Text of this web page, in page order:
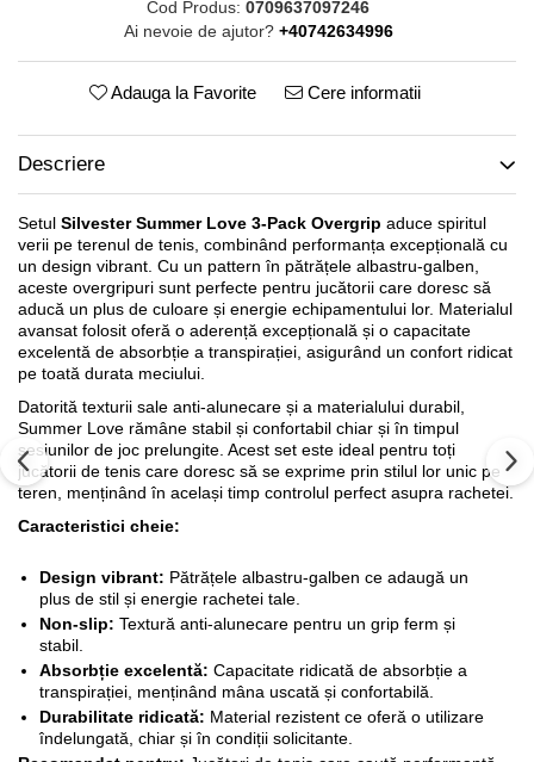
Cod Produs: 0709637097246
Ai nevoie de ajutor? +40742634996
Adauga la Favorite Cere informatii
Descriere
Setul Silvester Summer Love 3-Pack Overgrip aduce spiritul
verii pe terenul de tenis, combinând performanța excepțională cu
un design vibrant. Cu un pattern în pătrățele albastru-galben,
aceste overgripuri sunt perfecte pentru jucătorii care doresc să
aducă un plus de culoare și energie echipamentului lor. Materialul
avansat folosit oferă o aderență excepțională și o capacitate
excelentă de absorbție a transpirației, asigurând un confort ridicat
pe toată durata meciului.
Datorită texturii sale anti-alunecare și a materialului durabil,
Summer Love rămâne stabil și confortabil chiar și în timpul
sesiunilor de joc prelungite. Acest set este ideal pentru toți
jucătorii de tenis care doresc să se exprime prin stilul lor unic pe
teren, menținând în același timp controlul perfect asupra rachetei.
Caracteristici cheie:
Design vibrant: Pătrățele albastru-galben ce adaugă un
plus de stil și energie rachetei tale.
Non-slip: Textură anti-alunecare pentru un grip ferm și
stabil.
Absorbție excelentă: Capacitate ridicată de absorbție a
transpirației, menținând mâna uscată și confortabilă.
Durabilitate ridicată: Material rezistent ce oferă o utilizare
îndelungată, chiar și în condiții solicitante.